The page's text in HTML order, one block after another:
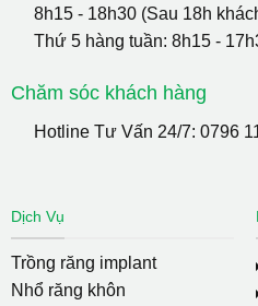
8h15 - 18h30 (Sau 18h
Thứ 5 hàng tuần: 8h15 -
Chăm sóc khách hàng
Hotline Tư Vấn 24/7: 0796
Dịch Vụ
Trồng răng implant
Nhổ răng khôn